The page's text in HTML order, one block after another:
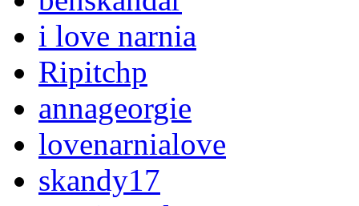
i love narnia
Ripitchp
annageorgie
lovenarnialove
skandy17